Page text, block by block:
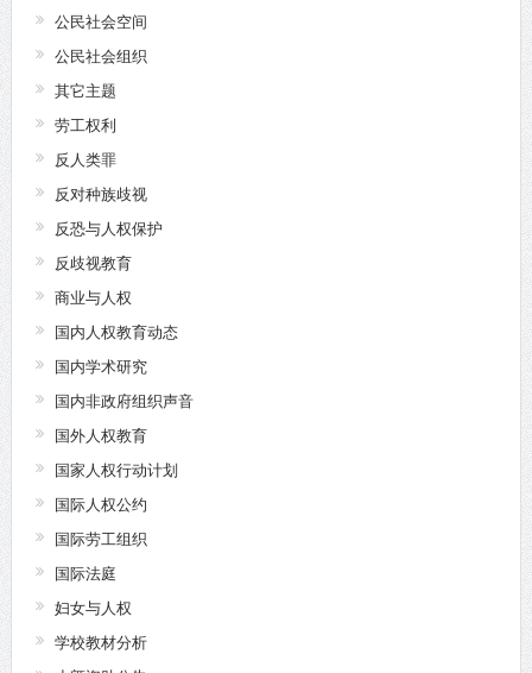
公民社会空间
公民社会组织
其它主题
劳工权利
反人类罪
反对种族歧视
反恐与人权保护
反歧视教育
商业与人权
国内人权教育动态
国内学术研究
国内非政府组织声音
国外人权教育
国家人权行动计划
国际人权公约
国际劳工组织
国际法庭
妇女与人权
学校教材分析